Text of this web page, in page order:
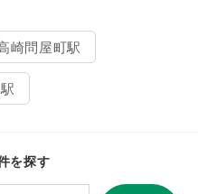
崎問屋町駅
を探す